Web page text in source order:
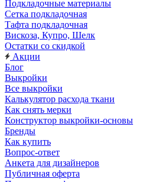
Подкладочные материалы
Сетка подкладочная
Тафта подкладочная
Вискоза, Купро, Шелк
Остатки со скидкой
Акции
Блог
Выкройки
Все выкройки
Калькулятор расхода ткани
Как снять мерки
Конструктор выкройки-основы
Бренды
Как купить
Вопрос-ответ
Анкета для дизайнеров
Публичная оферта